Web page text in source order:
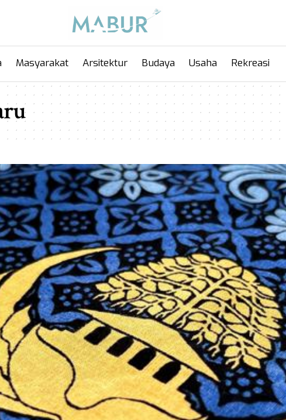
Masyarakat Arsitektur Budaya Usaha Rekreasi